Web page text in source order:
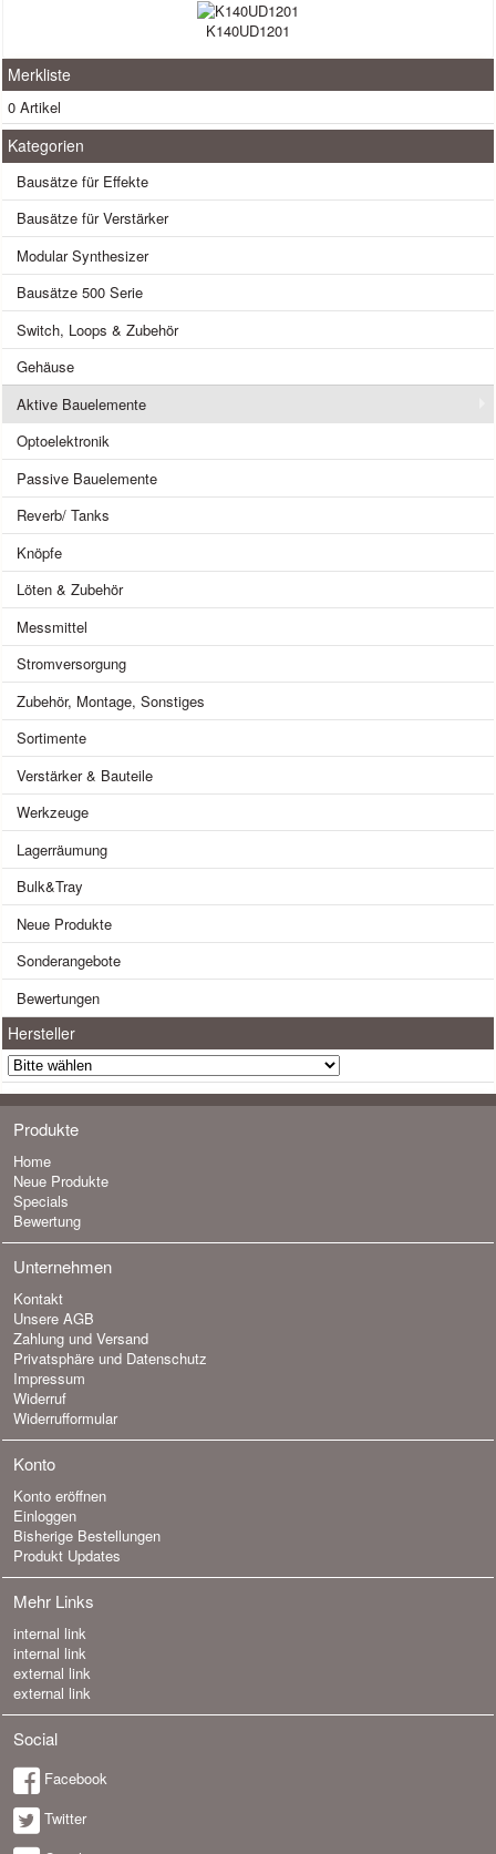
K140UD1201
Merkliste
0 Artikel
Kategorien
Bausätze für Effekte
Bausätze für Verstärker
Modular Synthesizer
Bausätze 500 Serie
Switch, Loops & Zubehör
Gehäuse
Aktive Bauelemente
Optoelektronik
Passive Bauelemente
Reverb/ Tanks
Knöpfe
Löten & Zubehör
Messmittel
Stromversorgung
Zubehör, Montage, Sonstiges
Sortimente
Verstärker & Bauteile
Werkzeuge
Lagerräumung
Bulk&Tray
Neue Produkte
Sonderangebote
Bewertungen
Hersteller
Produkte
Home
Neue Produkte
Specials
Bewertung
Unternehmen
Kontakt
Unsere AGB
Zahlung und Versand
Privatsphäre und Datenschutz
Impressum
Widerruf
Widerrufformular
Konto
Konto eröffnen
Einloggen
Bisherige Bestellungen
Produkt Updates
Mehr Links
internal link
internal link
external link
external link
Social
Facebook
Twitter